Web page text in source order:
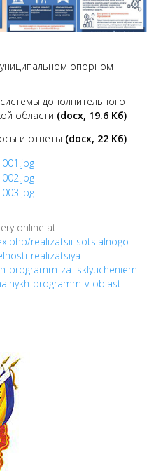
опорном
дополнительного
области (docx, 19.6 Кб)
и ответы (docx, 22 Кб)
online at:
realizatsii-sotsialnogo-
realizatsiya-
programm-za-isklyucheniem-
programm-v-oblasti-